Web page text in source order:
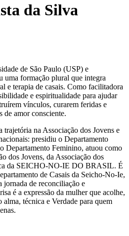
da Silva
de São Paulo (USP) e
uma formação plural que integra
e terapia de casais. Como facilitadora
e espiritualidade para ajudar
vínculos, curarem feridas e
de amor consciente.
na Associação dos Jovens e
presidiu o Departamento
Departamento Feminino, atuou como
dos Jovens, da Associação dos
da SEICHO-NO-IE DO BRASIL. É
de Casais da Seicho-No-Ie,
de reconciliação e
é a expressão da mulher que acolhe,
alma, técnica e Verdade para quem